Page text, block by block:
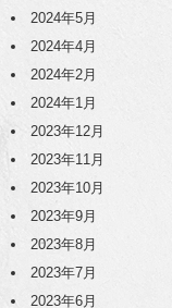
2024年5月
2024年4月
2024年2月
2024年1月
2023年12月
2023年11月
2023年10月
2023年9月
2023年8月
2023年7月
2023年6月